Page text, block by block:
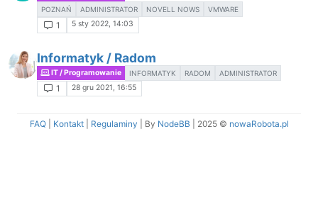
POZNAŃ ADMINISTRATOR NOVELL NOWS VMWARE
1 5 sty 2022, 14:03
Informatyk / Radom
IT / Programowanie INFORMATYK RADOM ADMINISTRATOR
1 28 gru 2021, 16:55
FAQ| Kontakt| Regulaminy | By NodeBB 2025 © nowaRobota.pl